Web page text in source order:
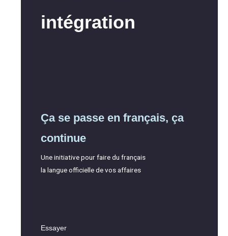
intégration
Ça se passe en français, ça
continue
Une initiative pour faire du français
la langue officielle de vos affaires
Essayer